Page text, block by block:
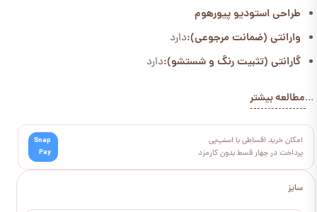
سایز
طراحی استودیو پیورهوم
وارانتی (ضمانت مرجوعی):دارد
گارانتی (تثبیت رنگ و شستشو):دارد
...مطالعه بیشتر
امکان خرید اقساطی با اسنپ‌پی
پرداخت در چهار قسط بدون کارمزد
Snap
Pay